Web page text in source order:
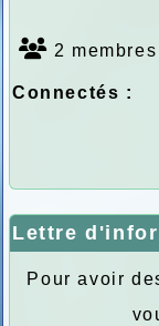
2 membres
Connectés :
Lettre
Pour avoir